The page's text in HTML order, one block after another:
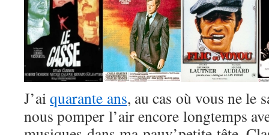
J’aiquarante ans, au cas où vous ne le
nous pomper l’air encore longtemps